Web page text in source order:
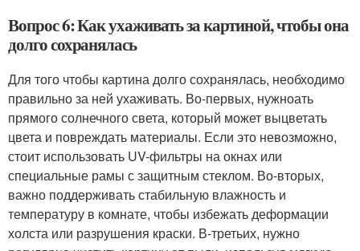
Вопрос 6: Как ухаживать за картиной, чтобы она
долго сохранялась
Для того чтобы картина долго сохранялась, необходимо
правильно за ней ухаживать. Во-первых, нужноать
прямого солнечного света, который может выцветать
цвета и повреждать материалы. Если это невозможно,
стоит использовать UV-фильтры на окнах или
специальные рамы с защитным стеклом. Во-вторых,
важно поддерживать стабильную влажность и
температуру в комнате, чтобы избежать деформации
холста или разрушения краски. В-третьих, нужно